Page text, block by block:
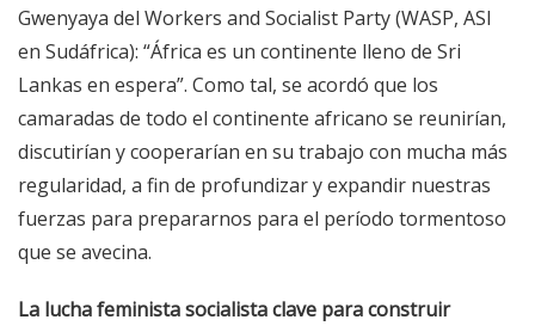
Gwenyaya del Workers and Socialist Party (WASP, ASI
en Sudáfrica): “África es un continente lleno de Sri
Lankas en espera”. Como tal, se acordó que los
camaradas de todo el continente africano se reunirían,
discutirían y cooperarían en su trabajo con mucha más
regularidad, a fin de profundizar y expandir nuestras
fuerzas para prepararnos para el período tormentoso
que se avecina.
La lucha feminista socialista clave para construir